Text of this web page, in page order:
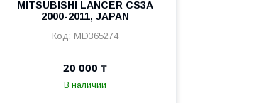
MITSUBISHI LANCER CS3A
2000-2011, JAPAN
MD365274
20 000 ₸
В наличии